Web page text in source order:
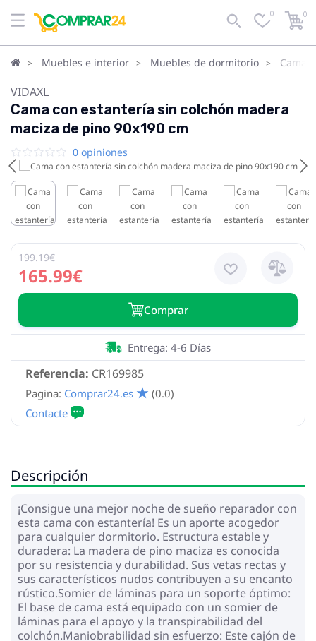
0 0
Muebles e interior Muebles de dormitorio Camas
VIDAXL
Cama con estantería sin colchón madera
maciza de pino 90x190 cm
0 opiniones
165.99€
199.19€
Сomprar
Referencia: CR169985
Entrega: 4-6 Días
Pagina: Comprar24.es (0.0)
Descripción
¡Consigue una mejor noche de sueño reparador con
esta cama con estantería! Es un aporte acogedor
para cualquier dormitorio. Estructura estable y
duradera: La madera de pino maciza es conocida
por su resistencia y durabilidad. Sus vetas rectas y
sus característicos nudos contribuyen a su encanto
rústico.Somier de láminas para un soporte óptimo:
El base de cama está equipado con un somier de
láminas para el apoyo y la transpirabilidad del
colchón.Maniobrabilidad sin esfuerzo: Este cajón de